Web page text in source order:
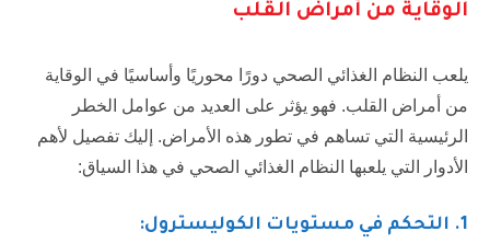
الوقاية من أمراض القلب
يلعب النظام الغذائي الصحي دورًا محوريًا وأساسيًا في الوقاية
من أمراض القلب. فهو يؤثر على العديد من عوامل الخطر
الرئيسية التي تساهم في تطور هذه الأمراض. إليك تفصيل لأهم
الأدوار التي يلعبها النظام الغذائي الصحي في هذا السياق:
1. التحكم في مستويات الكوليسترول: